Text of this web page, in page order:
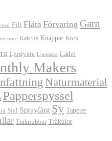
Filt Fläta Förvaring Garn
Kaktus Knappar Kork
Ljuslykta Ljusstake Läder
Makers
Naturmaterial
Papperspyssel
Sjal Sprayfärg Sy Tapeter
Träknubbar Träkulor